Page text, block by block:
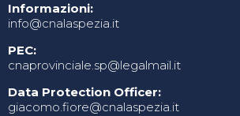
Informazioni:
info@cnalaspezia.it
PEC:
cnaprovinciale.sp@legalmail.it
Data Protection Officer:
giacomo.fiore@cnalaspezia.it